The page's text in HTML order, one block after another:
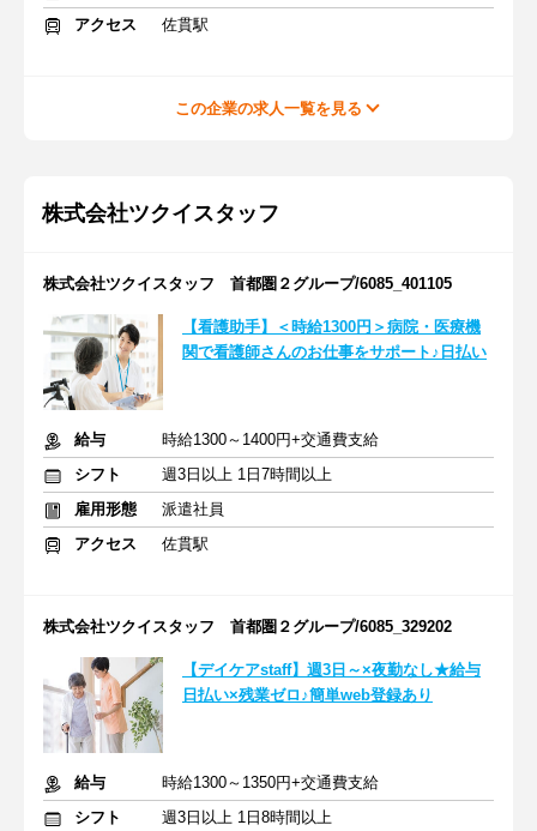
アクセス
佐貫駅
この企業の求人一覧を見る
株式会社ツクイスタッフ
株式会社ツクイスタッフ 首都圏２グループ/6085_401105
【看護助手】＜時給1300円＞病院・医療機
関で看護師さんのお仕事をサポート♪日払い
給与
時給1300～1400円+交通費支給
シフト
週3日以上 1日7時間以上
雇用形態
派遣社員
アクセス
佐貫駅
株式会社ツクイスタッフ 首都圏２グループ/6085_329202
【デイケアstaff】週3日～×夜勤なし★給与
日払い×残業ゼロ♪簡単web登録あり
給与
時給1300～1350円+交通費支給
シフト
週3日以上 1日8時間以上